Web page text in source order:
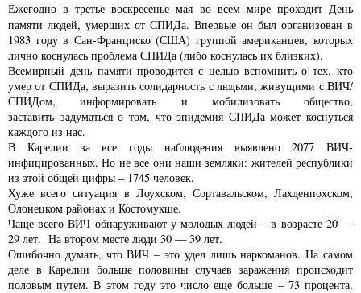
Ежегодно в третье воскресенье мая во всем мире проходит День
памяти людей, умерших от СПИДа. Впервые он был организован в
1983 году в Сан-Франциско (США) группой американцев, которых
лично коснулась проблема СПИДа (либо коснулась их близких).
Всемирный день памяти проводится с целью вспомнить о тех, кто
умер от СПИДа, выразить солидарность с людьми, живущими с ВИЧ/
СПИДом, информировать и мобилизовать общество,
заставить задуматься о том, что эпидемия СПИДа может коснуться
каждого из нас.
В Карелии за все годы наблюдения выявлено 2077 ВИЧ-
инфицированных. Но не все они наши земляки: жителей республики
из этой общей цифры – 1745 человек.
Хуже всего ситуация в Лоухском, Сортавальском, Лахденпохском,
Олонецком районах и Костомукше.
Чаще всего ВИЧ обнаруживают у молодых людей – в возрасте 20 —
29 лет. На втором месте люди 30 — 39 лет.
Ошибочно думать, что ВИЧ – это удел лишь наркоманов. На самом
деле в Карелии больше половины случаев заражения происходит
половым путем. В этом году это число еще больше – 73 процента.